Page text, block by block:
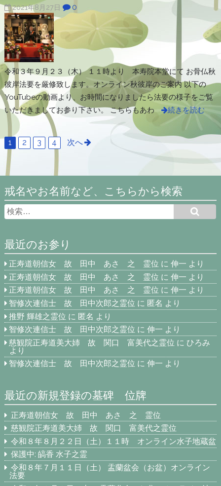
2021年8月27日 0
令和３年９月２３（木） １１時より 本寿院本堂にて お骨仏秋
彼岸法要を厳修致します。オンライン秋彼岸のご案内 以下の
YouTubeの動画より、お時間になりましたら法要の様子をご覧
いただきましてお参り下さい。 こちらもあわ
続きを読む
1 2 3 4 次へ
戒名やお名前など、こちらから検索
最近のお参り
正寿道朝信女 故 田中 あさ 之 霊位 に伸一 より
正寿道朝信女 故 田中 あさ 之 霊位 に伸一 より
正寿道朝信女 故 田中 あさ 之 霊位 に伸一 より
智修次連信士 故 田中次郎之霊位 に 匿名 より
推野 輝雄之霊位 に 匿名 より
智修次連信士 故 田中次郎之霊位 に伸一 より
慈観院正寿道美大姉 故 関口 富美代之霊位 に ひろみ
より
智修次連信士 故 田中次郎之霊位 に伸一 より
最近の新規登録の墓碑 位牌
正寿道朝信女 故 田中 あさ 之 霊位
慈観院正寿道美大姉 故 関口 富美代之霊位
令和８年８月２２日（土）１１時 オンライン水子地蔵盆
保護中: 皜香 水子之霊
令和８年７月１１日（土） 盂蘭盆会（お盆）オンライン
法要